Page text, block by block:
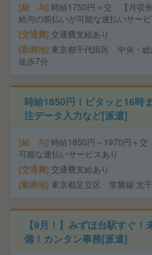
給 与 時給1750円＋交 【月収
給与の前払いが可能な速払いサービ
交通費 交通費支給あり
勤務地 東京都千代田区 中央・総
徒歩7分
時給1850円！ピタッと16時
注データ入力など[派遣]
給 与 時給1850円～1970円＋
可能な速払いサービスあり
交通費 交通費支給あり
勤務地 東京都足立区 常磐線 北
【9月！】みずほ台駅すぐ
備！カンタン事務[派遣]